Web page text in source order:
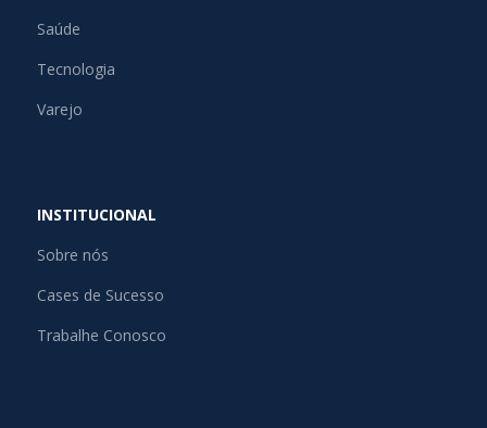
Saúde
Tecnologia
Varejo
INSTITUCIONAL
Sobre nós
Cases de Sucesso
Trabalhe Conosco